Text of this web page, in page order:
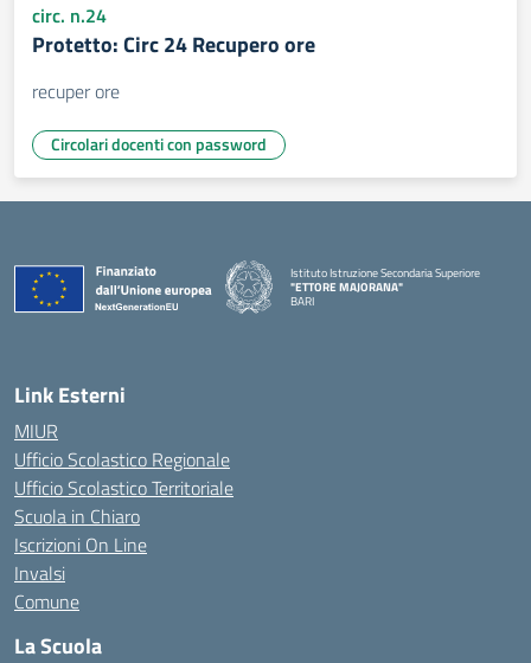
circ. n.24
Protetto: Circ 24 Recupero ore
recuper ore
Circolari docenti con password
Istituto Istruzione Secondaria Superiore
"ETTORE MAJORANA"
BARI
Link Esterni
MIUR
Ufficio Scolastico Regionale
Ufficio Scolastico Territoriale
Scuola in Chiaro
Iscrizioni On Line
Invalsi
Comune
La Scuola